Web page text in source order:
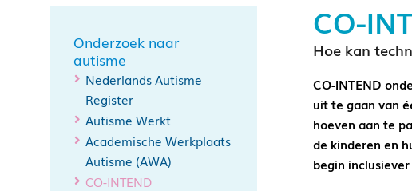
Onderzoek naar
autisme
Nederlands Autisme
Register
Autisme Werkt
Academische Werkplaats
Autisme (AWA)
CO-INTEND
CO-
Hoe kan
CO-INTEND
uit te gaan van
hoeven aan te
de kinderen en
begin